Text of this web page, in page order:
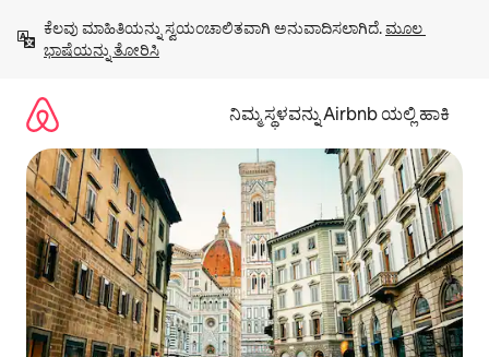
ಹೋಗಿ
ಕೆಲವು ಮಾಹಿತಿಯನ್ನು ಸ್ವಯಂಚಾಲಿತವಾಗಿ ಅನುವಾದಿಸಲಾಗಿದೆ. ಮೂಲ
ಭಾಷೆಯನ್ನು ತೋರಿಸಿ
ನಿಮ್ಮ ಸ್ಥಳವನ್ನು Airbnb ಯಲ್ಲಿ ಹಾಕಿ